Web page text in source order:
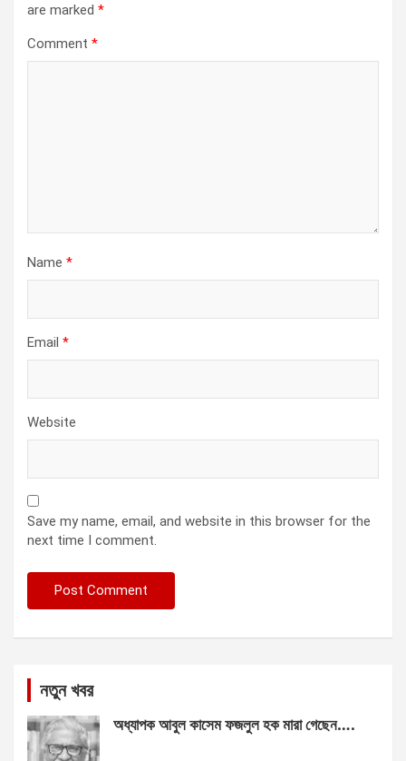
are marked *
Comment *
Name *
Email *
Website
Save my name, email, and website in this browser for the
next time I comment.
নতুন খবর
অধ্যাপক আবুল কাসেম ফজলুল হক মারা গেছেন….